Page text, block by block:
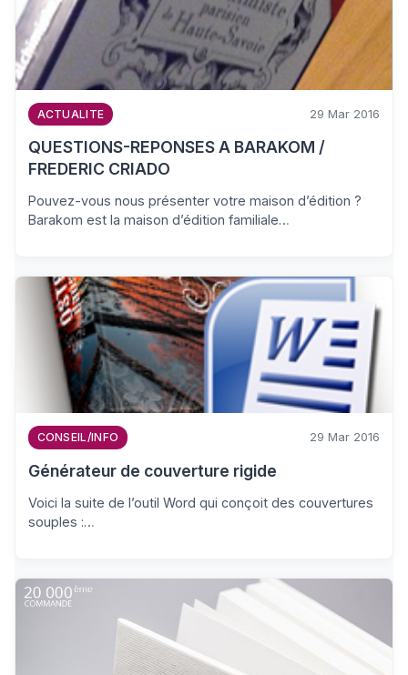
ACTUALITE 29 Mar 2016
QUESTIONS-REPONSES A BARAKOM /
FREDERIC CRIADO
Pouvez-vous nous présenter votre maison d’édition ?
Barakom est la maison d’édition familiale…
CONSEIL/INFO 29 Mar 2016
Générateur de couverture rigide
Voici la suite de l’outil Word qui conçoit des couvertures
souples :…